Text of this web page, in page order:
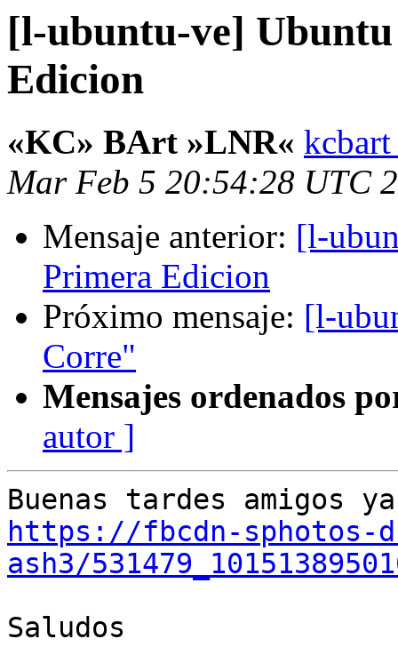
[l-ubuntu-ve]
Edicion
«KC» BArt »LNR« kcbart
Mar Feb 5 20:54:28 UTC
Mensaje anterior: [l-
Primera Edicion
Próximo mensaje: [l-
Corre"
Mensajes ordenados
autor ]
https://fbcdn-sphotos-
ash3/
Saludos